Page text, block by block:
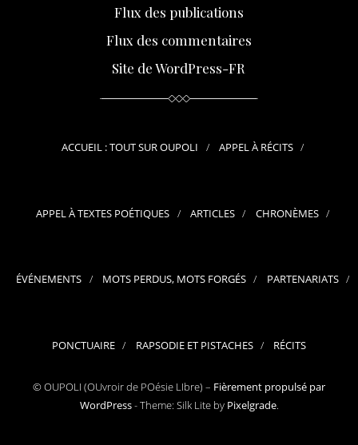
Flux des publications
Flux des commentaires
Site de WordPress-FR
ACCUEIL : TOUT SUR OUPOLI APPEL À RÉCITS
APPEL À TEXTES POÉTIQUES ARTICLES CHRONÈMES
ÉVÉNEMENTS MOTS PERDUS, MOTS FORGÉS PARTENARIATS
PONCTUAIRE RAPSODIE ET PISTACHES RÉCITS
© OUPOLI (OUvroir de POésie LIbre) – Fièrement propulsé par
WordPress-Theme: Silk Lite by Pixelgrade.